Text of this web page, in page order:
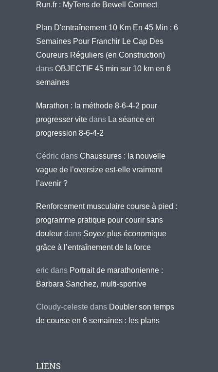
Run.fr : MyTens de Bewell Connect
Plan D'entraînement 10 Km En 45 Min : 6
Semaines Pour Franchir Le Cap Des
Coureurs Réguliers (en Construction)
dans OBJECTIF 45 min sur 10 km en 6
semaines
Marathon : la méthode 8-6-4-2 pour
progresser vite dans La séance en
progression 8-6-4-2
Cédric dans Chaussures : la nouvelle
vague de l’oversize est-elle vraiment
l’avenir ?
Renforcement musculaire course à pied :
programme pratique pour courir sans
douleur dans Soyez plus économique
grâce à l’entraînement de la force
eric dans Portrait de marathonienne :
Barbara Sanchez, multi-sportive
Cloudy-celeste dans Doubler son temps
de course en 6 semaines : les plans
LIENS